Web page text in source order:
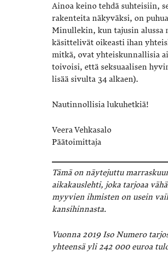
Ainoa keino tehdä suhteisiin,
rakenteita näkyväksi, on
Minullekin, kun tajusin
käsittelivät oikeasti ihan
mitkä, ovat yhteiskunnallisia
toivoisi, että seksuaalisen
lisää sivulta 34 alkaen).
Nautinnollisia lukuhetkiä!
Veera Vehkasalo
Päätoimittaja
Tämä on näytejuttu
aikakauslehti, joka tarjoaa
myyvien ihmisten on usein
kansihinnasta.
Vuonna 2019 Iso Numero
yhteensä yli 242 000 euroa